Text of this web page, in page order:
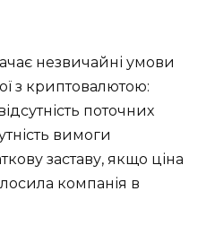
незвичайні умови
з криптовалютою:
поточних
вимоги
заставу, якщо ціна
компанія в